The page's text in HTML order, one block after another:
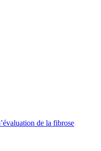
de la fibrose